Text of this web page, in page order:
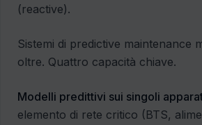
(reactive).
Sistemi di predictive maintenance
oltre. Quattro capacità chiave.
Modelli predittivi sui singoli
elemento di rete critico (BTS,